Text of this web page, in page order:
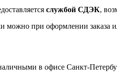
службой СДЭК,
можно при оформлении заказа
в офисе Санкт-